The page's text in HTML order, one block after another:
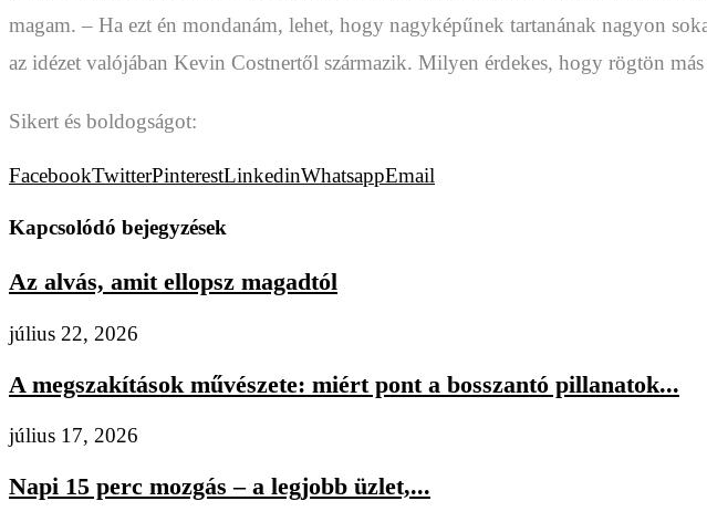
magam. – Ha ezt én mondanám, lehet, hogy nagyképűnek tartanának nagyon
az idézet valójában Kevin Costnertől származik. Milyen érdekes, hogy rögtön
Sikert és boldogságot:
FacebookTwitterPinterestLinkedinWhatsappEmail
Kapcsolódó bejegyzések
Az alvás, amit ellopsz magadtól
július 22, 2026
A megszakítások művészete: miért pont a bosszantó pillanatok...
július 17, 2026
Napi 15 perc mozgás – a legjobb üzlet,...